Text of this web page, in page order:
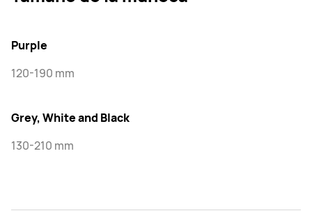
Purple
120-190 mm
Grey, White and Black
130-210 mm